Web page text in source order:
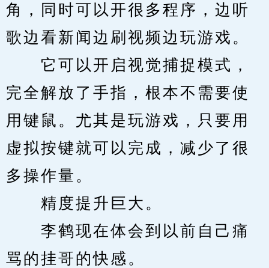
角，同时可以开很多程序，边听
歌边看新闻边刷视频边玩游戏。
它可以开启视觉捕捉模式，
完全解放了手指，根本不需要使
用键鼠。尤其是玩游戏，只要用
虚拟按键就可以完成，减少了很
多操作量。
精度提升巨大。
李鹤现在体会到以前自己痛
骂的挂哥的快感。